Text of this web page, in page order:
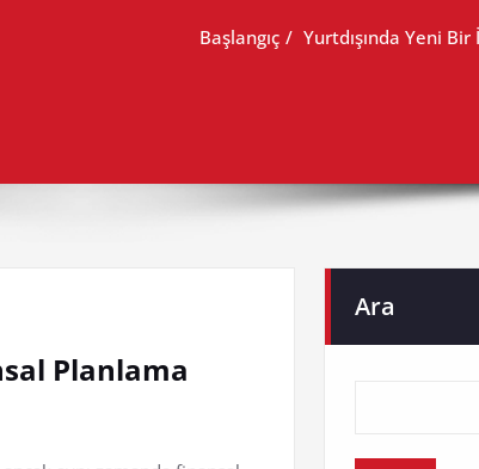
Başlangıç Yurtdışında Yeni
Planlama
Ara